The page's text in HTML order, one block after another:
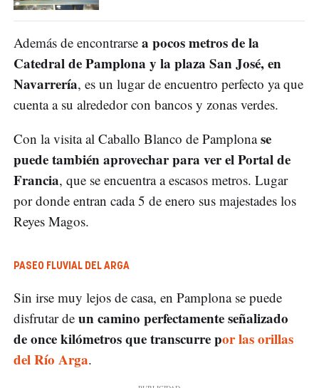
Además de encontrarse a pocos metros de la
Catedral de Pamplona y la plaza San José, en
Navarrería, es un lugar de encuentro perfecto ya que
cuenta a su alrededor con bancos y zonas verdes.
Con la visita al Caballo Blanco de Pamplonase
puede también aprovechar para ver el Portal de
Francia, que se encuentra a escasos metros. Lugar
por donde entran cada 5 de enero sus majestades los
Reyes Magos.
PASEO FLUVIAL DEL ARGA
Sin irse muy lejos de casa, en Pamplona se puede
disfrutar de un camino perfectamente señalizado
de once kilómetros que transcurre por las orillas
del Río Arga.